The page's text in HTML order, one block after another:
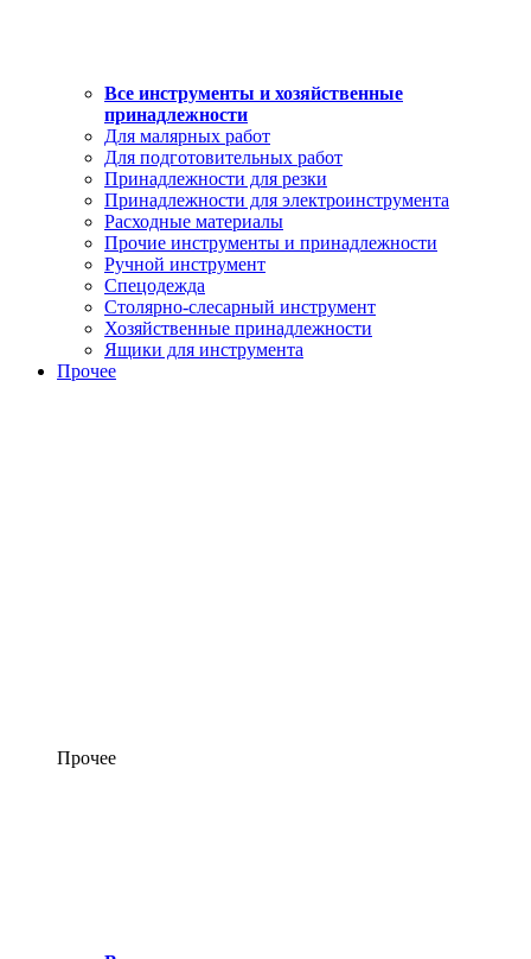
Все инструменты и хозяйственные
принадлежности
Для малярных работ
Для подготовительных работ
Принадлежности для резки
Принадлежности для электроинструмента
Расходные материалы
Прочие инструменты и принадлежности
Ручной инструмент
Спецодежда
Столярно-слесарный инструмент
Хозяйственные принадлежности
Ящики для инструмента
Прочее
Прочее